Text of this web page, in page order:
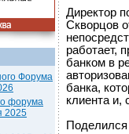
Форума
форума
2025
Директор
Скворцов
работает,
банком в
банка,
клиента и,
Поделился